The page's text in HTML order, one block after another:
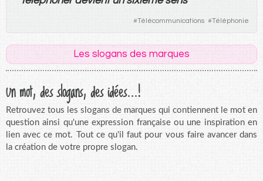
#Télécommunications #Téléphonie
Les slogans des marques
Un mot, des slogans, des idées...!
Retrouvez tous les slogans de marques qui contiennent le mot en
question ainsi qu'une expression française ou une inspiration en
lien avec ce mot. Tout ce qu'il faut pour vous faire avancer dans
la création de votre propre slogan.